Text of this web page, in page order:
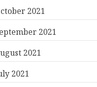
2021
2021
2021
2021